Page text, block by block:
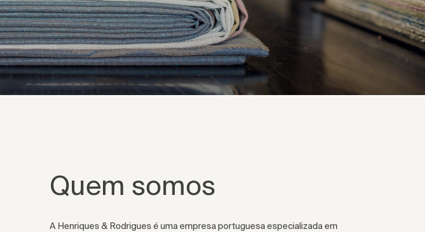
Quem somos
A Henriques & Rodrigues é uma empresa portuguesa especializada em